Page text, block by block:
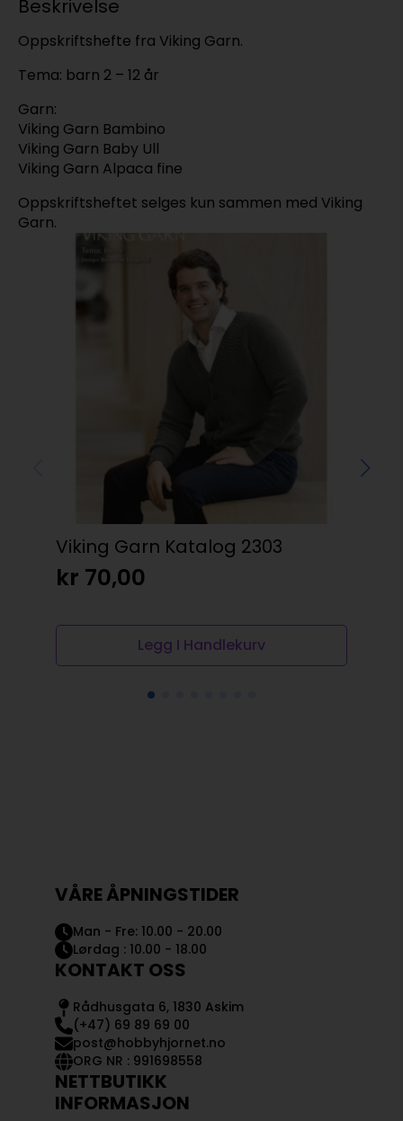
Beskrivelse
Oppskriftshefte fra Viking Garn.
Tema: barn 2 – 12 år
Garn:
Viking Garn Bambino
Viking Garn Baby Ull
Viking Garn Alpaca fine
Oppskriftsheftet selges kun sammen med Viking
Garn.
Viking Garn Katalog 2303
kr 70,00
Legg I Handlekurv
VÅRE ÅPNINGSTIDER
Man - Fre: 10.00 - 20.00
Lørdag : 10.00 - 18.00
KONTAKT OSS
Rådhusgata 6, 1830 Askim
(+47) 69 89 69 00
post@hobbyhjornet.no
ORG NR : 991698558
NETTBUTIKK
INFORMASJON